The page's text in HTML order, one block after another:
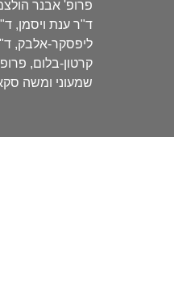
פרופ' אבנר
ד"ר ענת ויסמן,
ליפסקר-אלבק,
קרטון-בלום,
שמעוני ומשה